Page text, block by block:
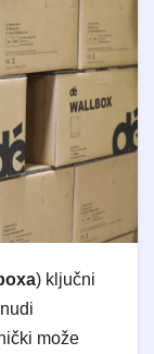
) ključni
može